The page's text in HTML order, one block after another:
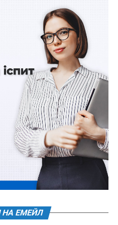
ідентичність
програмою
конкурсу проектів
організацій до
своїх суспільних
вимоги особисто везти
конкурсні процедури
організація зможе
або обласну
через платформу
проекту також можна
всі актуальні урядові
в одному місці. Також
з переліком переможців
і результатом
систему е-
НА ЕМЕЙЛ